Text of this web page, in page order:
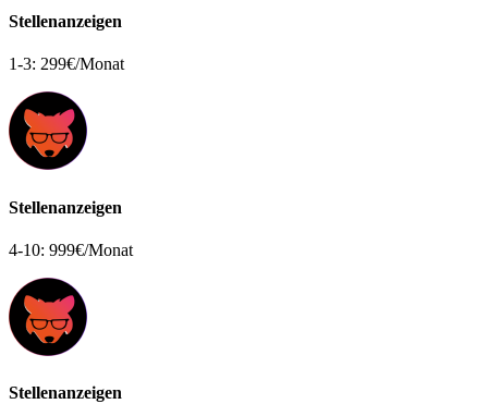
Stellenanzeigen
1-3: 299€/Monat
Stellenanzeigen
4-10: 999€/Monat
Stellenanzeigen